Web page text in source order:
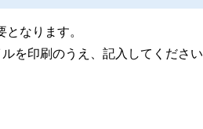
なります。
を印刷のうえ、記入してくださ